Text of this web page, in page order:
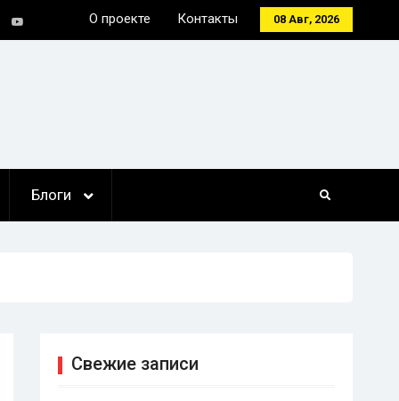
08 Авг, 2026
О проекте
Контакты
Блоги
Свежие записи